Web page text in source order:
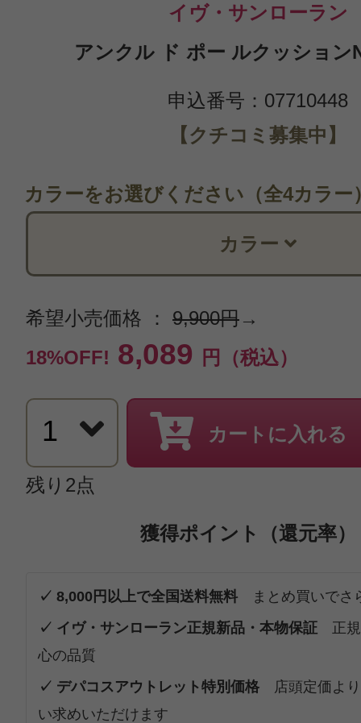
イヴ・サンローラン
アンクル ド ポー ルクッション
申込番号：07710448
【クチコミ募集中】
カラーをお選びください（全4カラー
カラー
希望小売価格 ： 9,900円→
18%OFF! 8,089 円（税込）
カートに入れる
残り2点
獲得ポイント（還元率）
✓ 8,000円以上で全国送料無料 まとめ買いでさ
✓ イヴ・サンローラン正規新品・本物保証 正規
心の品質
✓ デパコスアウトレット特別価格 店頭定価よ
い求めいただけます